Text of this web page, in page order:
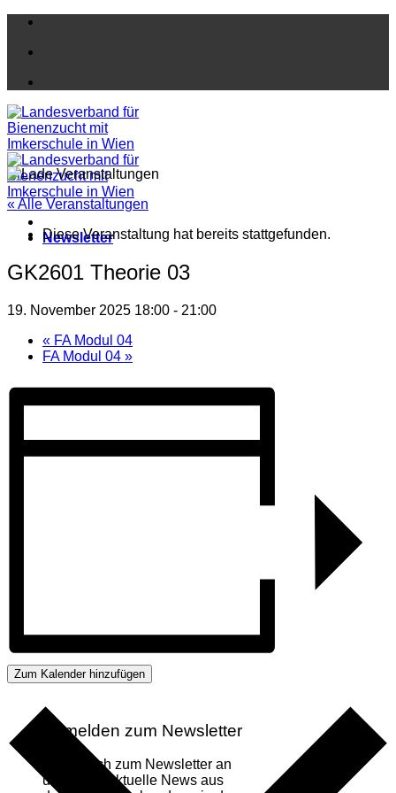
Zum
springen
Newsletter
Anmelden zum Newsletter
Melde dich zum Newsletter an
um immer aktuelle News aus
« Alle Veranstaltungen
Diese Veranstaltung hat bereits stattgefunden.
GK2601 Theorie 03
19. November 2025 18:00 - 21:00
« FA Modul 04
FA Modul 04 »
Zum Kalender hinzufügen